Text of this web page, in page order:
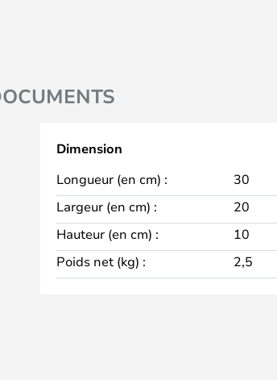
Dimension
Longueur (en cm) :
30
Largeur (en cm) :
20
Hauteur (en cm) :
10
Poids net (kg) :
2,5